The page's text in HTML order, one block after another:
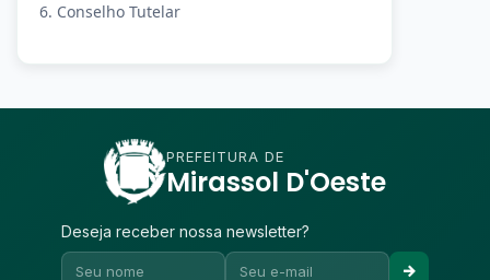
6. Conselho Tutelar
PREFEITURA DE
Mirassol D'Oeste
Deseja receber nossa newsletter?